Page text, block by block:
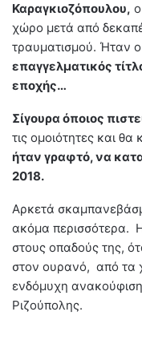
Καραγκιοζόπουλου,
χώρο μετά από
τραυματισμού. Ήταν ο
επαγγελματικός
εποχής…
Σίγουρα όποιος
τις ομοιότητες και θα
ήταν γραφτό, να
2018.
Αρκετά
ακόμα περισσότερα.
στους οπαδούς της,
στον ουρανό, από τα
ενδόμυχη
Ριζούπολης.